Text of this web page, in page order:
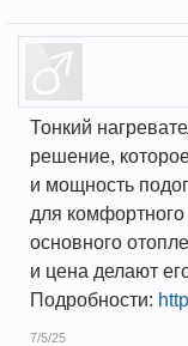
Тонкий
решение,
и мощность
для комфортного
основного
и цена делают
Подробности:
7/5/25